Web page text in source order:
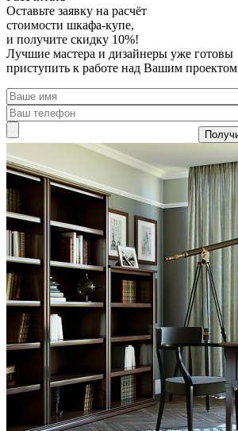
Оставьте заявку на расчёт
стоимости шкафа-купе,
и получите скидку 10%!
Лучшие мастера и дизайнеры уже готовы
приступить к работе над Вашим проектом